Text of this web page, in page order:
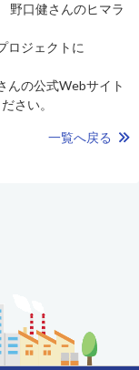
野口健さんのヒマラ
ロジェクトに
んの公式Webサイト
さい。
一覧へ戻る